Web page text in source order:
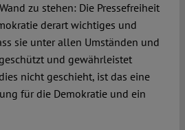
zu stehen: Die Pressefreiheit
derart wichtiges und
sie unter allen Umständen und
und gewährleistet
nicht geschieht, ist das eine
für die Demokratie und ein